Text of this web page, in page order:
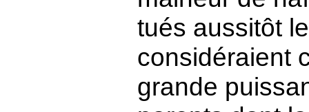
tués aussitôt
considéraient
grande